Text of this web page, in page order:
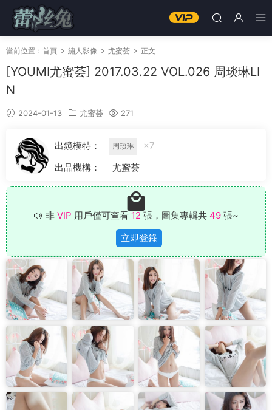
當前位置： 首頁 繡人影像 尤蜜荟 正文
[YOUMI尤蜜荟] 2017.03.22 VOL.026 周琰琳LI
N
2024-01-13 尤蜜荟 271
出鏡模特： 周琰琳
×7
出品機構：
尤蜜荟
非 VIP 用戶僅可查看 12 張，圖集專輯共 49 張~
立即登錄